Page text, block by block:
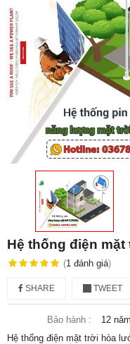
Hệ thống điện
(1 đánh giá)
SHARE TWEET
Bảo hành :
12 năm
Hệ thống điện mặt trời hòa